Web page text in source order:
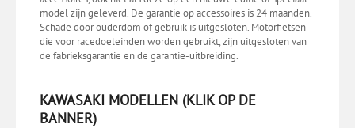
model zijn geleverd. De garantie op accessoires is 24 maanden.
Schade door ouderdom of gebruik is uitgesloten. Motorfietsen
die voor racedoeleinden worden gebruikt, zijn uitgesloten van
de fabrieksgarantie en de garantie-uitbreiding.
KAWASAKI MODELLEN (KLIK OP DE
BANNER)